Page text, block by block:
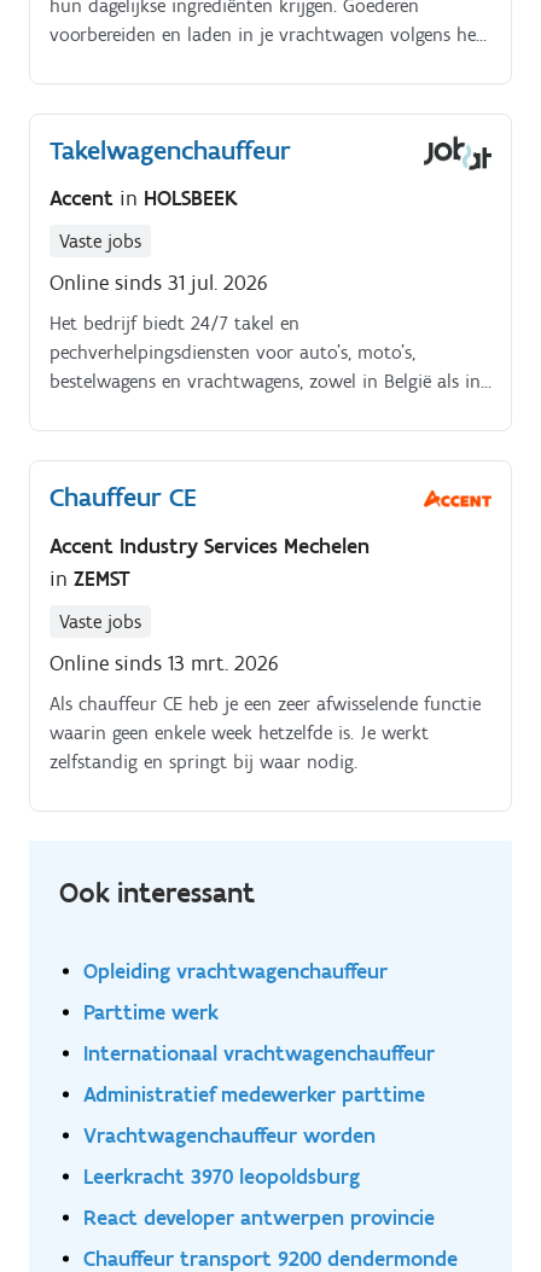
hun dagelijkse ingrediënten krijgen. Goederen
voorbereiden en laden in je vrachtwagen volgens het
Takelwagenchauffeur
Accent in HOLSBEEK
Vaste jobs
Online sinds 31 jul. 2026
Het bedrijf biedt 24/7 takel en
pechverhelpingsdiensten voor auto’s, moto’s,
bestelwagens en vrachtwagens, zowel in België als in
diensten zoals vervang of huurwagens en een eigen
hersteldienst.
Chauffeur CE
Accent Industry Services Mechelen
in ZEMST
Vaste jobs
Online sinds 13 mrt. 2026
Als chauffeur CE heb je een zeer afwisselende functie
waarin geen enkele week hetzelfde is. Je werkt
zelfstandig en springt bij waar nodig.
Ook interessant
Opleiding vrachtwagenchauffeur
Parttime werk
Internationaal vrachtwagenchauffeur
Administratief medewerker parttime
Vrachtwagenchauffeur worden
Leerkracht 3970 leopoldsburg
React developer antwerpen provincie
Chauffeur transport 9200 dendermonde